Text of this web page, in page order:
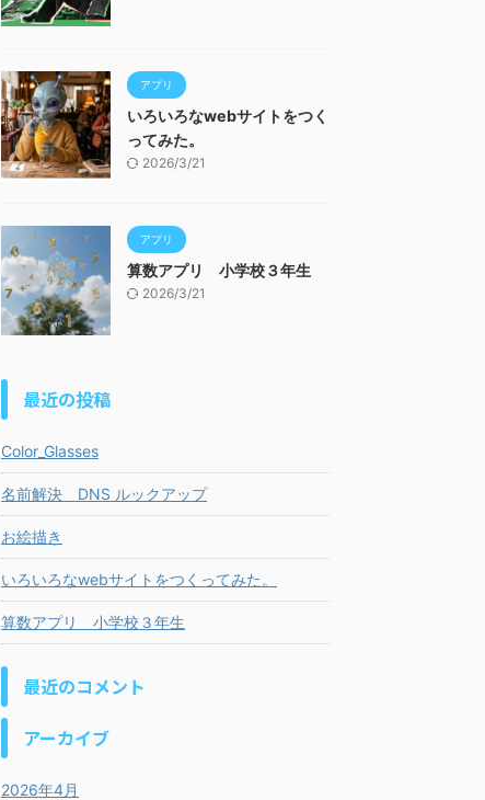
アプリ
いろいろなwebサイトをつく
ってみた。
2026/3/21
アプリ
算数アプリ 小学校３年生
2026/3/21
最近の投稿
Color_Glasses
名前解決 DNS ルックアップ
お絵描き
いろいろなwebサイトをつくってみた。
算数アプリ 小学校３年生
最近のコメント
アーカイブ
2026年4月